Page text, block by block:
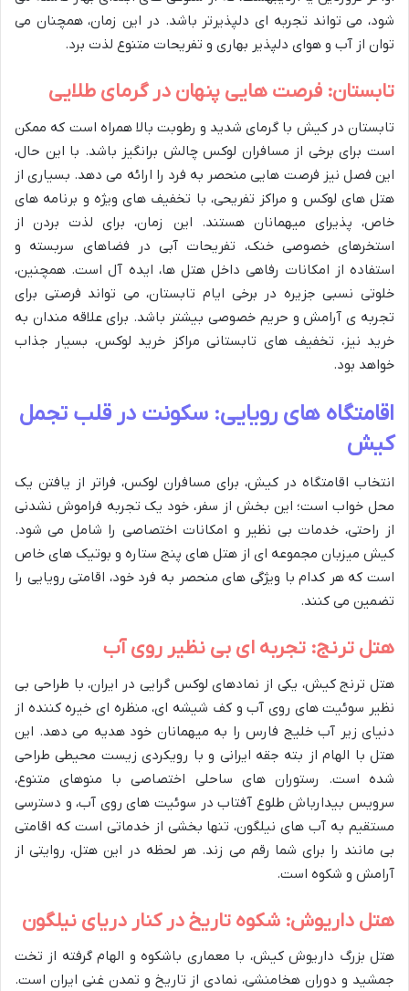
شود، می تواند تجربه ای دلپذیرتر باشد. در این زمان، همچنان می
توان از آب و هوای دلپذیر بهاری و تفریحات متنوع لذت برد.
تابستان: فرصت هایی پنهان در گرمای طلایی
تابستان در کیش با گرمای شدید و رطوبت بالا همراه است که ممکن
است برای برخی از مسافران لوکس چالش برانگیز باشد. با این حال،
این فصل نیز فرصت هایی منحصر به فرد را ارائه می دهد. بسیاری از
هتل های لوکس و مراکز تفریحی، با تخفیف های ویژه و برنامه های
خاص، پذیرای میهمانان هستند. این زمان، برای لذت بردن از
استخرهای خصوصی خنک، تفریحات آبی در فضاهای سربسته و
استفاده از امکانات رفاهی داخل هتل ها، ایده آل است. همچنین،
خلوتی نسبی جزیره در برخی ایام تابستان، می تواند فرصتی برای
تجربه ی آرامش و حریم خصوصی بیشتر باشد. برای علاقه مندان به
خرید نیز، تخفیف های تابستانی مراکز خرید لوکس، بسیار جذاب
خواهد بود.
اقامتگاه های رویایی: سکونت در قلب تجمل
کیش
انتخاب اقامتگاه در کیش، برای مسافران لوکس، فراتر از یافتن یک
محل خواب است؛ این بخش از سفر، خود یک تجربه فراموش نشدنی
از راحتی، خدمات بی نظیر و امکانات اختصاصی را شامل می شود.
کیش میزبان مجموعه ای از هتل های پنج ستاره و بوتیک های خاص
است که هر کدام با ویژگی های منحصر به فرد خود، اقامتی رویایی را
تضمین می کنند.
هتل ترنج: تجربه ای بی نظیر روی آب
هتل ترنج کیش، یکی از نمادهای لوکس گرایی در ایران، با طراحی بی
نظیر سوئیت های روی آب و کف شیشه ای، منظره ای خیره کننده از
دنیای زیر آب خلیج فارس را به میهمانان خود هدیه می دهد. این
هتل با الهام از بته جقه ایرانی و با رویکردی زیست محیطی طراحی
شده است. رستوران های ساحلی اختصاصی با منوهای متنوع،
سرویس بیدارباش طلوع آفتاب در سوئیت های روی آب، و دسترسی
مستقیم به آب های نیلگون، تنها بخشی از خدماتی است که اقامتی
بی مانند را برای شما رقم می زند. هر لحظه در این هتل، روایتی از
آرامش و شکوه است.
هتل داریوش: شکوه تاریخ در کنار دریای نیلگون
هتل بزرگ داریوش کیش، با معماری باشکوه و الهام گرفته از تخت
جمشید و دوران هخامنشی، نمادی از تاریخ و تمدن غنی ایران است.